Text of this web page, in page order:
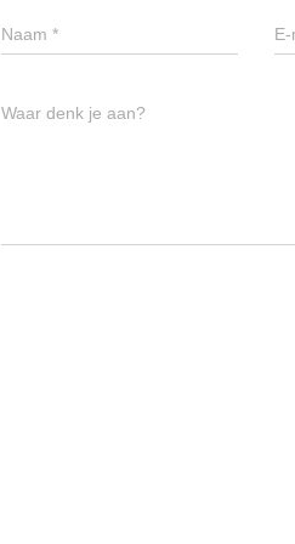
Naam *
Waar denk je aan?